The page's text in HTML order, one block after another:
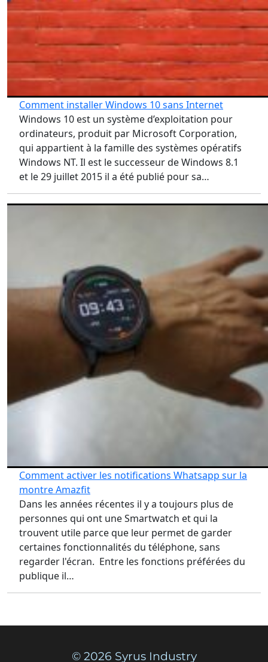
Comment installer Windows 10 sans Internet
Windows 10 est un système d’exploitation pour
ordinateurs, produit par Microsoft Corporation,
qui appartient à la famille des systèmes opératifs
Windows NT. Il est le successeur de Windows 8.1
et le 29 juillet 2015 il a été publié pour sa…
Comment activer les notifications Whatsapp sur la
montre Amazfit
Dans les années récentes il y a toujours plus de
personnes qui ont une Smartwatch et qui la
trouvent utile parce que leur permet de garder
certaines fonctionnalités du téléphone, sans
regarder l'écran. Entre les fonctions préférées du
publique il…
© 2026 Syrus Industry